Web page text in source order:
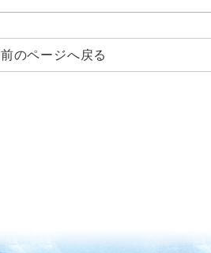
前のページへ戻る